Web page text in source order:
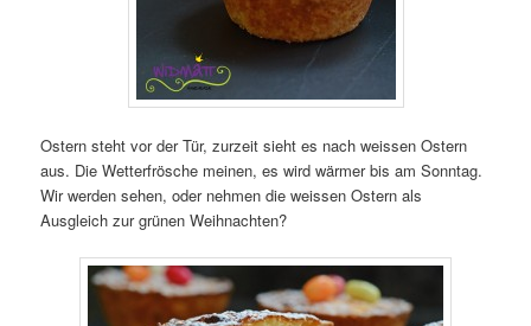
Ostern steht vor der Tür, zurzeit sieht es nach weissen Ostern
aus. Die Wetterfrösche meinen, es wird wärmer bis am Sonntag.
Wir werden sehen, oder nehmen die weissen Ostern als
Ausgleich zur grünen Weihnachten?